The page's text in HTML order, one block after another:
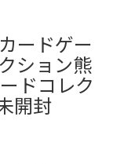
ードゲー
ション熊
ドコレク
開封